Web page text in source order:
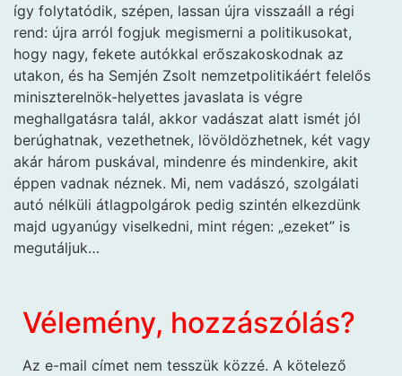
így folytatódik, szépen, lassan újra visszaáll a régi
rend: újra arról fogjuk megismerni a politikusokat,
hogy nagy, fekete autókkal erőszakoskodnak az
utakon, és ha Semjén Zsolt nemzetpolitikáért felelős
miniszterelnök-helyettes javaslata is végre
meghallgatásra talál, akkor vadászat alatt ismét jól
berúghatnak, vezethetnek, lövöldözhetnek, két vagy
akár három puskával, mindenre és mindenkire, akit
éppen vadnak néznek. Mi, nem vadászó, szolgálati
autó nélküli átlagpolgárok pedig szintén elkezdünk
majd ugyanúgy viselkedni, mint régen: „ezeket” is
megutáljuk…
Vélemény, hozzászólás?
Az e-mail címet nem tesszük közzé. A kötelező